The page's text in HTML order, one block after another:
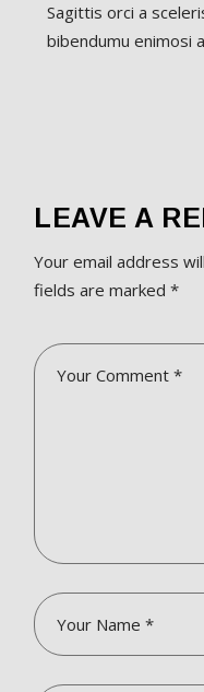
Sagittis orci a
bibendumu enimosi
LEAVE A
Your email address
fields are marked*